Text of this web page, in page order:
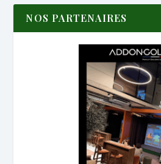
NOS PARTENAIRES